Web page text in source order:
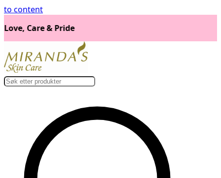
to content
Love, Care & Pride